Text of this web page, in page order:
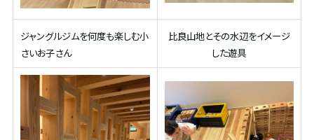
ジャングルジムを何度も楽しむ小
さいお子さん
比良山地とその水辺をイメージ
した遊具